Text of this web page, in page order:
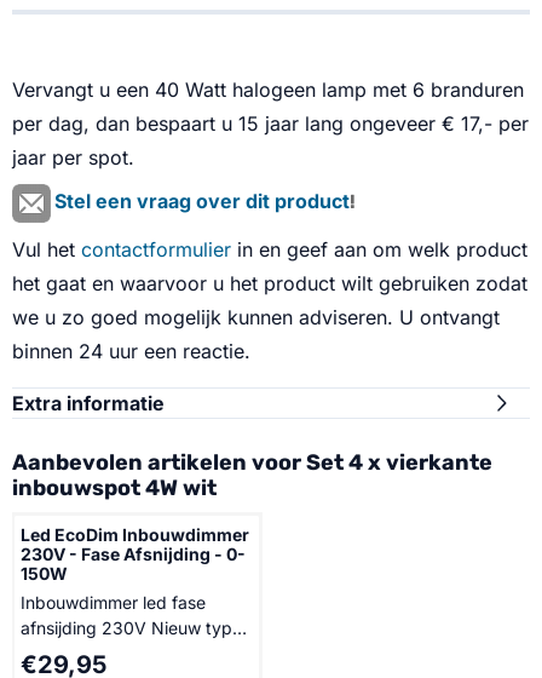
Vervangt u een 40 Watt halogeen lamp met 6 branduren
per dag, dan bespaart u 15 jaar lang ongeveer € 17,- per
jaar per spot.
Stel een vraag over dit product!
Vul het contactformulier in en geef aan om welk product
het gaat en waarvoor u het product wilt gebruiken zodat
we u zo goed mogelijk kunnen adviseren. U ontvangt
binnen 24 uur een reactie.
Extra informatie
Aanbevolen artikelen voorSet 4 x vierkante
inbouwspot 4W wit
Led EcoDim Inbouwdimmer
230V - Fase Afsnijding - 0-
150W
Inbouwdimmer led fase
afnsijding 230V Nieuw type
led inbouwdimmer
Prijs: 29,95
€29,95